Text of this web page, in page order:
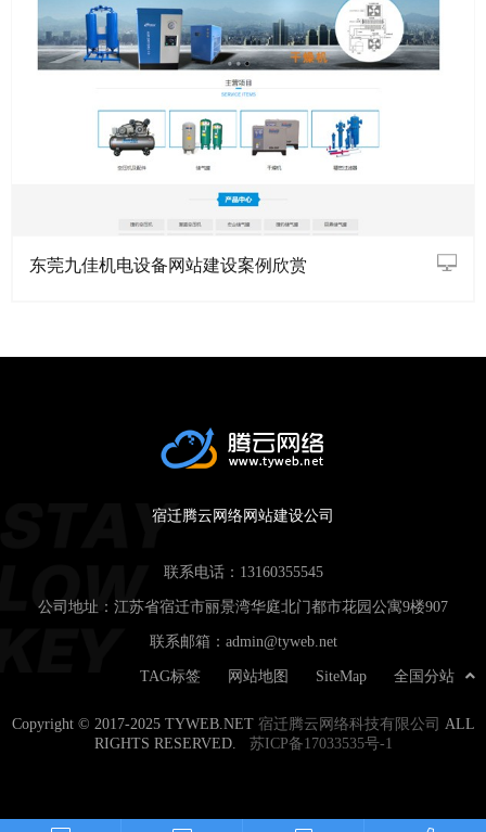
东莞九佳机电设备网站建设案例欣赏
宿迁腾云网络网站建设公司
联系电话： 13160355545
公司地址：江苏省宿迁市丽景湾华庭北门都市花园公寓9楼907
联系邮箱： admin@tyweb.net
全国分站
SiteMap
网站地图
TAG标签
Copyright © 2017-2025 TYWEB.NET 宿迁腾云网络科技有限公司
ALL
RIGHTS RESERVED. 苏ICP备17033535号-1